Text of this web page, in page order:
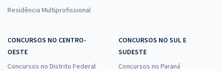
Residência Multiprofissional
CONCURSOS NO CENTRO-
OESTE
Concursos no Distrito Federal
CONCURSOS NO SUL E
SUDESTE
Concursos no Paraná